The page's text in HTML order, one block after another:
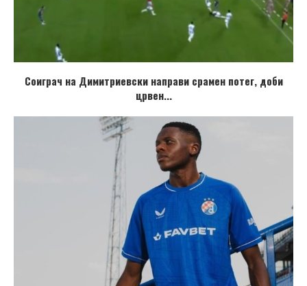
Соиграч на Димитриевски направи срамен потег, доби
црвен...